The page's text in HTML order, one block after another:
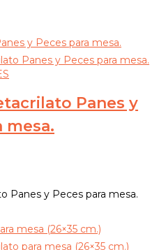
Panes y
mesa.
Panes y Peces para mesa.